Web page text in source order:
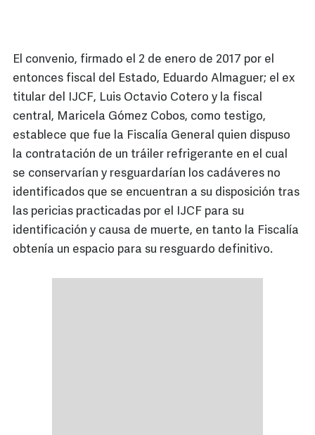
El convenio, firmado el 2 de enero de 2017 por el
entonces fiscal del Estado, Eduardo Almaguer; el ex
titular del IJCF, Luis Octavio Cotero y la fiscal
central, Maricela Gómez Cobos, como testigo,
establece que fue la Fiscalía General quien dispuso
la contratación de un tráiler refrigerante en el cual
se conservarían y resguardarían los cadáveres no
identificados que se encuentran a su disposición tras
las pericias practicadas por el IJCF para su
identificación y causa de muerte, en tanto la Fiscalía
obtenía un espacio para su resguardo definitivo.